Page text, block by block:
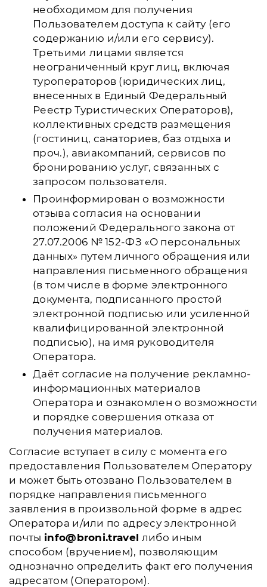
необходимом для получения
Пользователем доступа к сайту (его
содержанию и/или его сервису).
Третьими лицами является
неограниченный круг лиц, включая
туроператоров (юридических лиц,
внесенных в Единый Федеральный
Реестр Туристических Операторов),
коллективных средств размещения
(гостиниц, санаториев, баз отдыха и
проч.), авиакомпаний, сервисов по
бронированию услуг, связанных с
запросом пользователя.
Проинформирован о возможности
отзыва согласия на основании
положений Федерального закона от
27.07.2006 № 152-ФЗ «О персональных
данных» путем личного обращения или
направления письменного обращения
(в том числе в форме электронного
документа, подписанного простой
электронной подписью или усиленной
квалифицированной электронной
подписью), на имя руководителя
Оператора.
Даёт согласие на получение рекламно-
информационных материалов
Оператора и ознакомлен о возможности
и порядке совершения отказа от
получения материалов.
Согласие вступает в силу с момента его
предоставления Пользователем Оператору
и может быть отозвано Пользователем в
порядке направления письменного
заявления в произвольной форме в адрес
Оператора и/или по адресу электронной
почты info@broni.travel либо иным
способом (вручением), позволяющим
однозначно определить факт его получения
адресатом (Оператором).